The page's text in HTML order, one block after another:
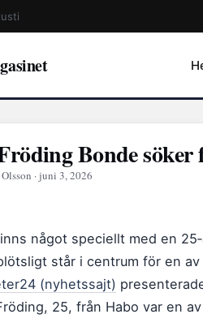
Bonde söker
· juni 3, 2026
något speciellt med en
står i centrum för en
(nyhetssajt)
25, från Habo var en